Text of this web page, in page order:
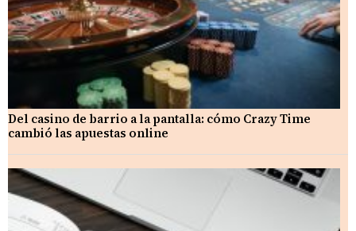
Del casino de barrio a la pantalla: cómo Crazy Time
cambió las apuestas online